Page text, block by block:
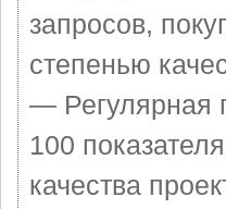
запросов,
степенью
— Регулярная
100
качества